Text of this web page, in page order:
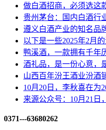
做白酒招商，必须选这
贵州茅台​：国内白酒行
遵义白酒产业的知名品
以下是一些2025年2月
鸭溪酒，一款拥有千年
酒礼品，是一份心意，
山西百年汾王酒业汾酒
10月20日，李秋喜在为
来源公众号：10月21日
0371---63680262